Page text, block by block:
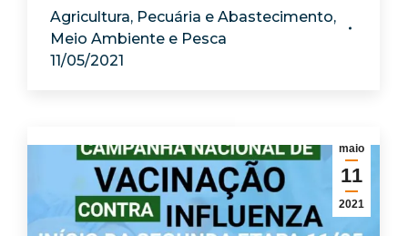
Agricultura, Pecuária e Abastecimento,
Meio Ambiente e Pesca
11/05/2021
maio
11
2021